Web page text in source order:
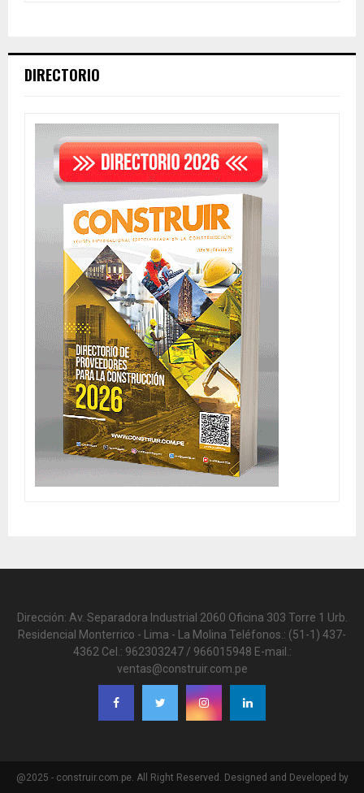
DIRECTORIO
Dirección: Av. Separadora Industrial 2060 Oficina 303 Torre 1 Urb.
Residencial Monterrico - Lima - La Molina Teléfonos.: (51-1) 437-
4362 Cel.: 962303247 / 966015948 E-mail.:
ventas@construir.com.pe
@2025 - construir.com.pe. All Right Reserved. Designed and Developed by